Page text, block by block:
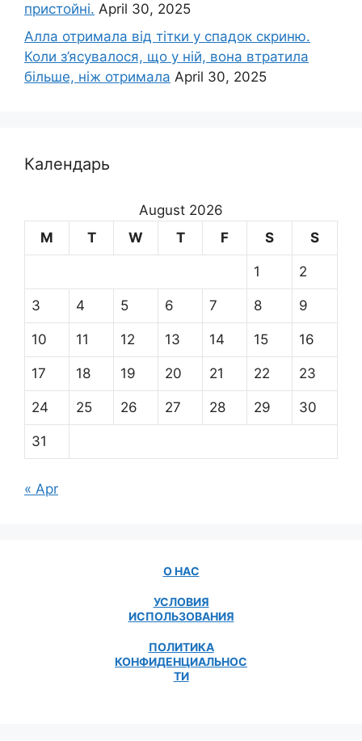
пристойні. April 30, 2025
Алла отримала від тітки у спадок скриню.
Коли з’ясувалося, що у ній, вона втратила
більше, ніж отримала April 30, 2025
Календарь
August 2026
M
T W T F S S
1 2
3 4 5 6 7 8 9
10 11 12 13 14 15 16
17 18 19 20 21 22 23
24 25 26 27 28 29 30
31
« Apr
О НАС
УСЛОВИЯ
ИСПОЛЬЗОВАНИЯ
ПОЛИТИКА
КОНФИДЕНЦИАЛЬНОС
ТИ